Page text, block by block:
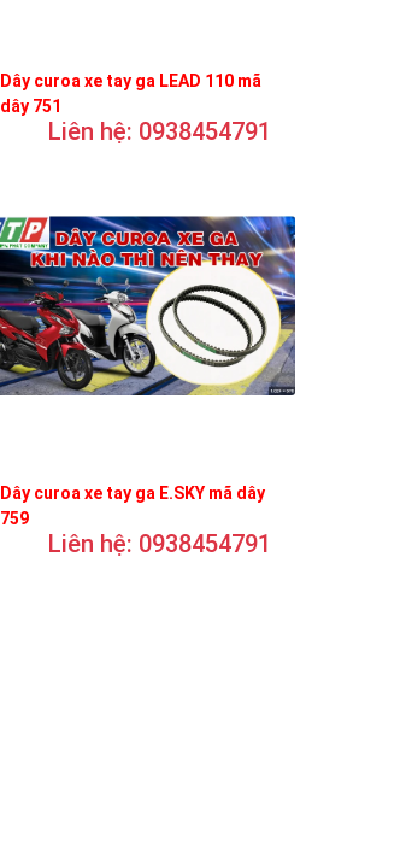
Dây curoa xe tay ga LEAD 110 mã
dây 751
Liên hệ: 0938454791
Dây curoa xe tay ga E.SKY mã dây
759
Liên hệ: 0938454791